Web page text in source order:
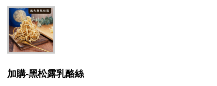
加購-黑松露乳酪絲